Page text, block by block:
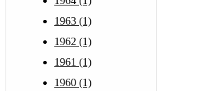
1963 (1)
1962 (1)
1961 (1)
1960 (1)